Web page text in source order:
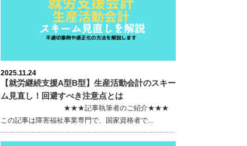
2025.11.24
【就労継続支援A型B型】生産活動会計のスキー
ム見直し！回避すべき注意点とは
★★★記事執筆者のご紹介★★★
この記事は障害福祉事業専門で、国家資格者で...